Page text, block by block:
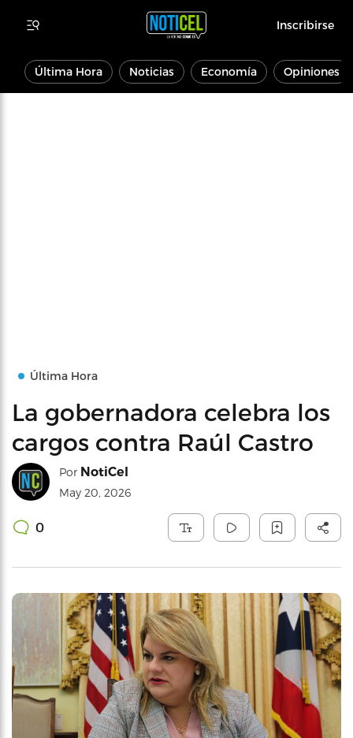
Inscribirse
Última Hora Noticias Economía Opiniones
Última Hora
La gobernadora celebra los
cargos contra Raúl Castro
Por NotiCel
May 20, 2026
0